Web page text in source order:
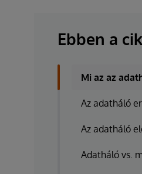
Ebben a
Mi az az
Az adatháló
Az adatháló
Adatháló vs.